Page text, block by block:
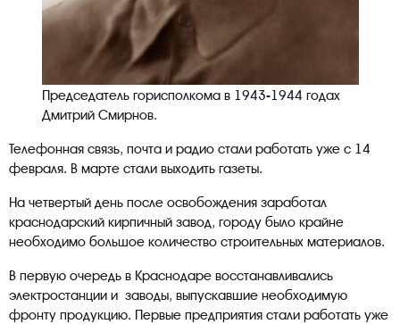
Председатель горисполкома в 1943-1944 годах
Дмитрий Смирнов.
Телефонная связь, почта и радио стали работать уже с 14
февраля. В марте стали выходить газеты.
На четвертый день после освобождения заработал
краснодарский кирпичный завод, городу было крайне
необходимо большое количество строительных материалов.
В первую очередь в Краснодаре восстанавливались
электростанции и заводы, выпускавшие необходимую
фронту продукцию. Первые предприятия стали работать уже